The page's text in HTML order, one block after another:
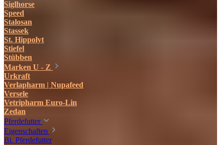
Siglhorse
Speed
Stalosan
Stassek
St. Hippolyt
Stiefel
Stübben
Marken U - Z
Urkraft
Verlapharm | Nupafeed
Versele
Vetripharm Euro-Lin
Zedan
Pferdefutter
Eigenschaften
Bi. Pferdefutter